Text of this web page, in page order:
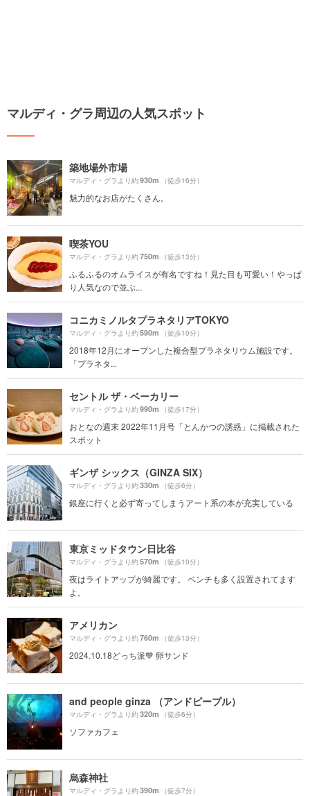
マルディ・グラ周辺の人気スポット
築地場外市場
マルディ・グラより約930m （徒歩16分）
魅力的なお店がたくさん。
喫茶YOU
マルディ・グラより約750m （徒歩13分）
ふるふるのオムライスが有名ですね！見た目も可愛い！やっぱ
り人気なので並ぶ...
コニカミノルタプラネタリアTOKYO
マルディ・グラより約590m （徒歩10分）
2018年12月にオープンした複合型プラネタリウム施設です。
「プラネタ...
セントル ザ・ベーカリー
マルディ・グラより約990m （徒歩17分）
おとなの週末 2022年11月号「とんかつの誘惑」に掲載された
スポット
ギンザ シックス（GINZA SIX）
マルディ・グラより約330m （徒歩6分）
銀座に行くと必ず寄ってしまうアート系の本が充実している
東京ミッドタウン日比谷
マルディ・グラより約570m （徒歩10分）
夜はライトアップが綺麗です。 ベンチも多く設置されてます
よ。
アメリカン
マルディ・グラより約760m （徒歩13分）
2024.10.18どっち派💙 卵サンド
and people ginza （アンドピープル）
マルディ・グラより約320m （徒歩6分）
ソファカフェ
烏森神社
マルディ・グラより約390m （徒歩7分）